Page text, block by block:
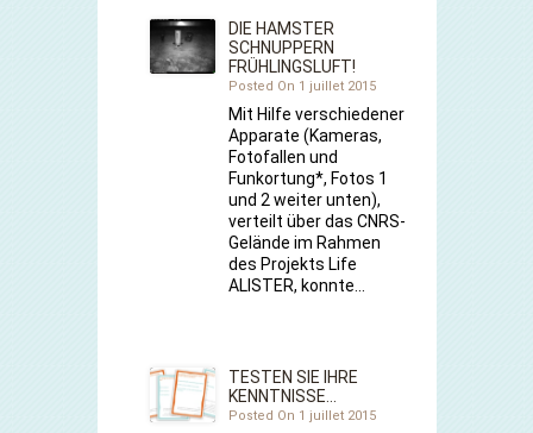
DIE HAMSTER
SCHNUPPERN
FRÜHLINGSLUFT!
Posted On 1 juillet 2015
Mit Hilfe verschiedener
Apparate (Kameras,
Fotofallen und
Funkortung*, Fotos 1
und 2 weiter unten),
verteilt über das CNRS-
Gelände im Rahmen
des Projekts Life
ALISTER, konnte…
TESTEN SIE IHRE
KENNTNISSE…
Posted On 1 juillet 2015